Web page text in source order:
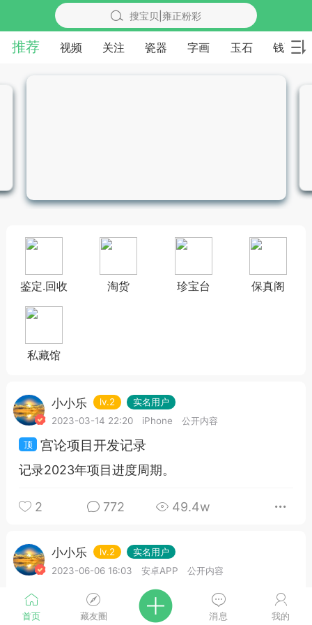
首页 藏友圈 消息 我的
搜宝贝|雍正粉彩
推荐 视频 关注 瓷器 字画 玉石 钱币
鉴定.回收 淘货 珍宝台 保真阁
私藏馆
小小乐 lv.2
实名用户
2023-03-14 22:20
iPhone 公开内容
宫论项目开发记录
记录2023年项目进度周期。
2 772 49.4w
小小乐 lv.2
实名用户
2023-06-06 16:03
安卓APP 公开内容
文章测试